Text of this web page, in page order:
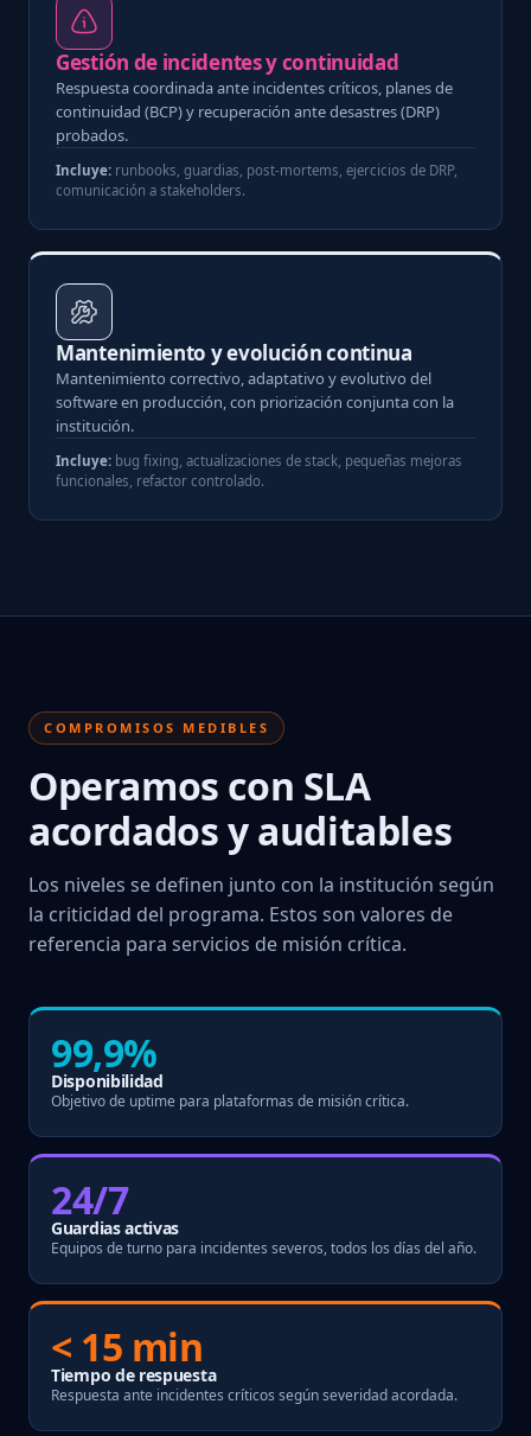
Gestión de incidentes y continuidad
Respuesta coordinada ante incidentes críticos, planes de
continuidad (BCP) y recuperación ante desastres (DRP)
probados.
Incluye: runbooks, guardias, post-mortems, ejercicios de DRP,
comunicación a stakeholders.
Mantenimiento y evolución continua
Mantenimiento correctivo, adaptativo y evolutivo del
software en producción, con priorización conjunta con la
institución.
Incluye: bug fixing, actualizaciones de stack, pequeñas mejoras
funcionales, refactor controlado.
COMPROMISOS MEDIBLES
Operamos con SLA
acordados y auditables
Los niveles se definen junto con la institución según
la criticidad del programa. Estos son valores de
referencia para servicios de misión crítica.
99,9%
Disponibilidad
Objetivo de uptime para plataformas de misión crítica.
24/7
Guardias activas
Equipos de turno para incidentes severos, todos los días del año.
< 15 min
Tiempo de respuesta
Respuesta ante incidentes críticos según severidad acordada.